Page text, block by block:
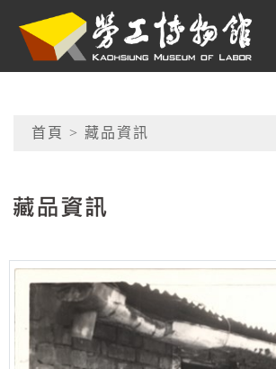
跳到主要內容
高雄市勞工博物
網頁導覽
首頁 > 藏品資訊